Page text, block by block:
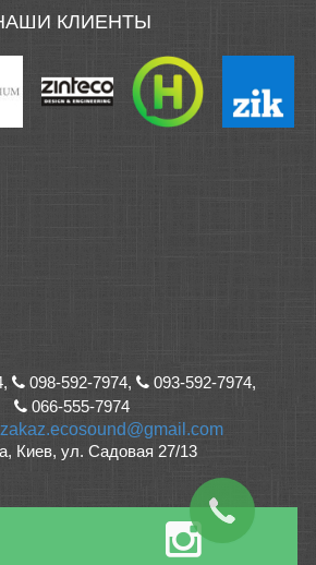
КЛИЕНТЫ
098-592-7974,
093-592-7974,
066-555-7974
Киев, ул. Садовая 27/13